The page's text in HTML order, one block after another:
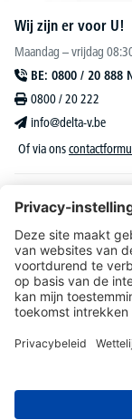
Wij zijn er voor U!
Maandag – vrijdag
BE: 0800 / 20 888
0800 / 20 222
info@delta-v.be
Of via ons
DELTA-V Lucas
Klantenservice
Over DELTA-V